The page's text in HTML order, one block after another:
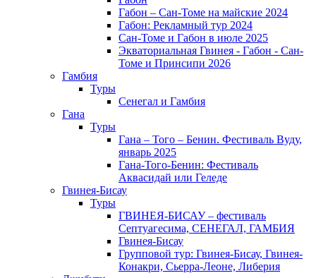
Габон – Сан-Томе на майские 2024
Габон: Рекламный тур 2024
Сан-Томе и Габон в июле 2025
Экваториальная Гвинея - Габон - Сан-
Томе и Принсипи 2026
Гамбия
Туры
Сенегал и Гамбия
Гана
Туры
Гана – Того – Бенин. Фестиваль Вуду,
январь 2025
Гана-Того-Бенин: Фестиваль
Аквасидай или Геледе
Гвинея-Бисау
Туры
ГВИНЕЯ-БИСАУ – фестиваль
Септуагесима, СЕНЕГАЛ, ГАМБИЯ
Гвинея-Бисау
Групповой тур: Гвинея-Бисау, Гвинея-
Конакри, Сьерра-Леоне, Либерия